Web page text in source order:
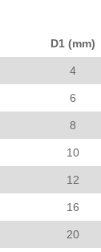
D1 (mm)
4
6
8
10
12
16
20